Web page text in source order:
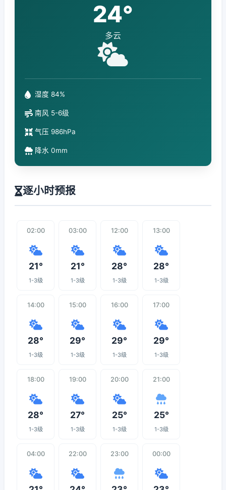
24°
多云
湿度 84%
南风 5-6级
气压 986hPa
降水 0mm
逐小时预报
02:00
21°
1-3级
03:00
21°
1-3级
12:00
28°
1-3级
13:00
28°
1-3级
14:00
28°
1-3级
15:00
29°
1-3级
16:00
29°
1-3级
17:00
29°
1-3级
18:00
28°
1-3级
19:00
27°
1-3级
20:00
25°
1-3级
21:00
25°
1-3级
04:00 22:00 23:00 00:00